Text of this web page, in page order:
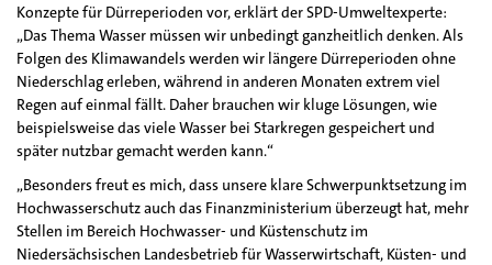
Konzepte für Dürreperioden vor, erklärt der SPD-Umweltexperte:
„Das Thema Wasser müssen wir unbedingt ganzheitlich denken. Als
Folgen des Klimawandels werden wir längere Dürreperioden ohne
Niederschlag erleben, während in anderen Monaten extrem viel
Regen auf einmal fällt. Daher brauchen wir kluge Lösungen, wie
beispielsweise das viele Wasser bei Starkregen gespeichert und
später nutzbar gemacht werden kann.“
„Besonders freut es mich, dass unsere klare Schwerpunktsetzung im
Hochwasserschutz auch das Finanzministerium überzeugt hat, mehr
Stellen im Bereich Hochwasser- und Küstenschutz im
Niedersächsischen Landesbetrieb für Wasserwirtschaft, Küsten- und